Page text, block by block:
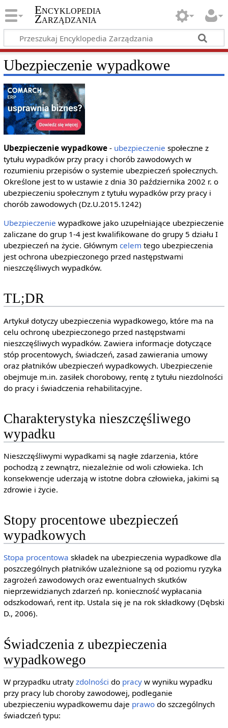
Encyklopedia
Zarządzania
Ubezpieczenie wypadkowe
Ubezpieczenie wypadkowe- ubezpieczenie społeczne z
tytułu wypadków przy pracy i chorób zawodowych w
rozumieniu przepisów o systemie ubezpieczeń społecznych.
Określone jest to w ustawie z dnia 30 października 2002 r. o
ubezpieczeniu społecznym z tytułu wypadków przy pracy i
chorób zawodowych (Dz.U.2015.1242)
Ubezpieczenie wypadkowe jako uzupełniające ubezpieczenie
zaliczane do grup 1-4 jest kwalifikowane do grupy 5 działu I
ubezpieczeń na życie. Głównym celem tego ubezpieczenia
jest ochrona ubezpieczonego przed następstwami
nieszczęśliwych wypadków.
TL;DR
Artykuł dotyczy ubezpieczenia wypadkowego, które ma na
celu ochronę ubezpieczonego przed następstwami
nieszczęśliwych wypadków. Zawiera informacje dotyczące
stóp procentowych, świadczeń, zasad zawierania umowy
oraz płatników ubezpieczeń wypadkowych. Ubezpieczenie
obejmuje m.in. zasiłek chorobowy, rentę z tytułu niezdolności
do pracy i świadczenia rehabilitacyjne.
Charakterystyka nieszczęśliwego
wypadku
Nieszczęśliwymi wypadkami są nagłe zdarzenia, które
pochodzą z zewnątrz, niezależnie od woli człowieka. Ich
konsekwencje uderzają w istotne dobra człowieka, jakimi są
zdrowie i życie.
Stopy procentowe ubezpieczeń
wypadkowych
Stopa procentowa składek na ubezpieczenia wypadkowe dla
poszczególnych płatników uzależnione są od poziomu ryzyka
zagrożeń zawodowych oraz ewentualnych skutków
nieprzewidzianych zdarzeń np. konieczność wypłacania
odszkodowań, rent itp. Ustala się je na rok składkowy (Dębski
D., 2006).
Świadczenia z ubezpieczenia
wypadkowego
W przypadku utraty zdolności do pracyw wyniku wypadku
przy pracy lub choroby zawodowej, podleganie
ubezpieczeniu wypadkowemu daje prawodo szczególnych
świadczeń typu: